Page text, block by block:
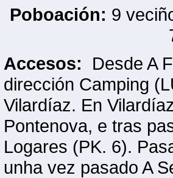
Poboación: 9
Accesos: Desde A
dirección Camping
Vilardíaz. En
Pontenova, e tras
Logares (PK. 6).
unha vez pasado A